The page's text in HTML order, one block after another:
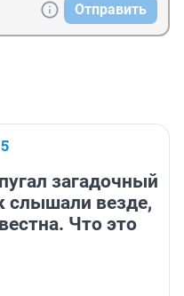
Отправить
загадочный
слышали везде,
Что это